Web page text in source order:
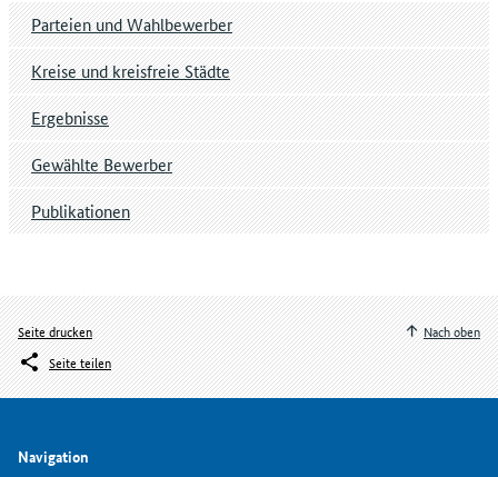
Parteien und Wahlbewerber
Kreise und kreisfreie Städte
Ergebnisse
Gewählte Bewerber
Publikationen
Seite drucken
Seite teilen
Nach oben
Navigation